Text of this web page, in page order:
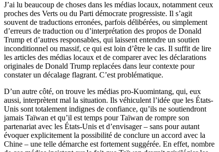
J’ai lu beaucoup de choses dans les médias locaux, notamment ceux
proches des Verts ou du Parti démocrate progressiste. Il s’agit
souvent de traductions erronées, parfois délibérées, ou simplement
d’erreurs de traduction ou d’interprétation des propos de Donald
Trump et d’autres responsables, qui laissent entendre un soutien
inconditionnel ou massif, ce qui est loin d’être le cas. Il suffit de lire
les articles des médias locaux et de comparer avec les déclarations
originales de Donald Trump replacées dans leur contexte pour
constater un décalage flagrant. C’est problématique.
D’un autre côté, on trouve les médias pro-Kuomintang, qui, eux
aussi, interprètent mal la situation. Ils véhiculent l’idée que les États-
Unis sont totalement indignes de confiance, qu’ils ne soutiendront
jamais Taïwan et qu’il est temps pour Taïwan de rompre son
partenariat avec les États-Unis et d’envisager – sans pour autant
évoquer explicitement la possibilité de conclure un accord avec la
Chine – une telle démarche est fortement suggérée. En effet, nombre